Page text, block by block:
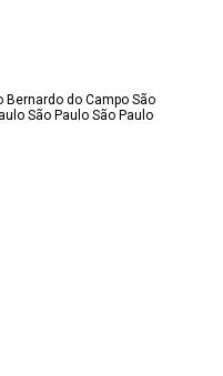
Bernardo do Campo São
São Paulo São Paulo